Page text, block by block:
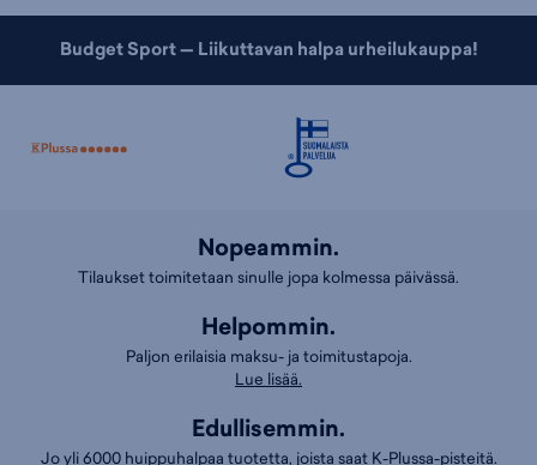
Budget Sport — Liikuttavan halpa urheilukauppa!
Nopeammin.
Tilaukset toimitetaan sinulle jopa kolmessa päivässä.
Helpommin.
Paljon erilaisia maksu- ja toimitustapoja.
Lue lisää.
Edullisemmin.
Jo yli 6000 huippuhalpaa tuotetta, joista saat K-Plussa-pisteitä.